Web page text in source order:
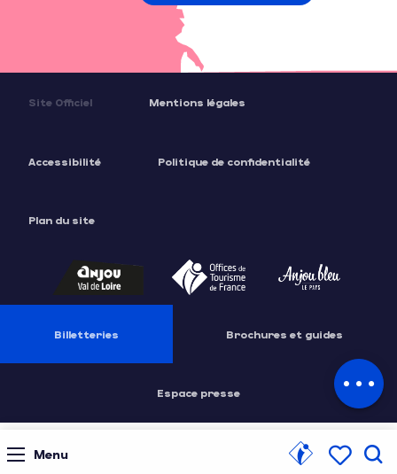
Menu
par email
Site Officiel Mentions légales
Accessibilité Politique de confidentialité
Plan du site
Billetteries Brochures et guides
Espace presse